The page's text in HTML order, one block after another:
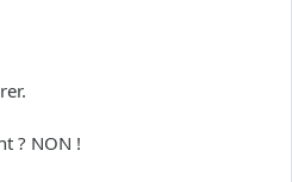
? NON !